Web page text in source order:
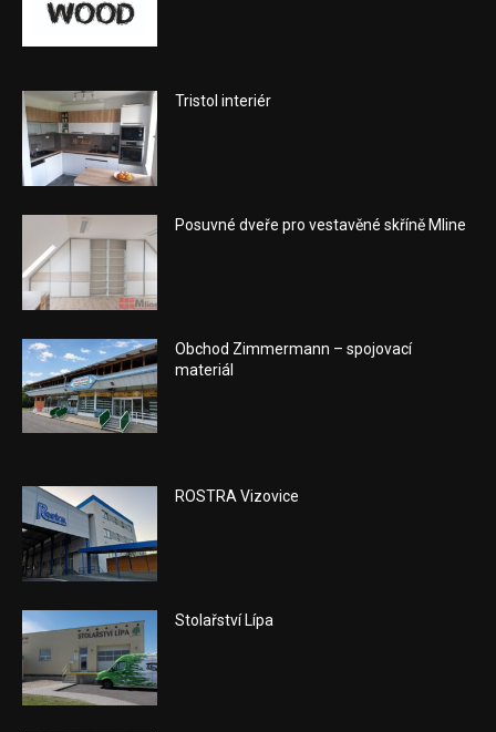
Tristol interiér
Posuvné dveře pro vestavěné skříně Mline
Obchod Zimmermann – spojovací
materiál
ROSTRA Vizovice
Stolařství Lípa